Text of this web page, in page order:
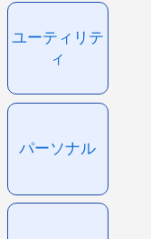
ユーティリテ
ィ
パーソナル